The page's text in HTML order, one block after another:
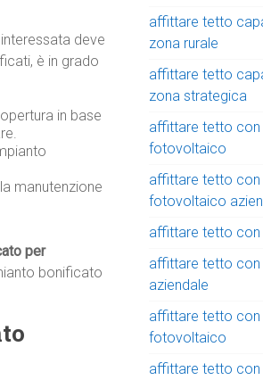
deve
è in grado
in base
manutenzione
per
bonificato
affittare tetto
zona rurale
affittare tetto
zona strategica
affittare tetto
fotovoltaico
affittare tetto
fotovoltaico
affittare tetto
affittare tetto
aziendale
affittare tetto
fotovoltaico
affittare tetto